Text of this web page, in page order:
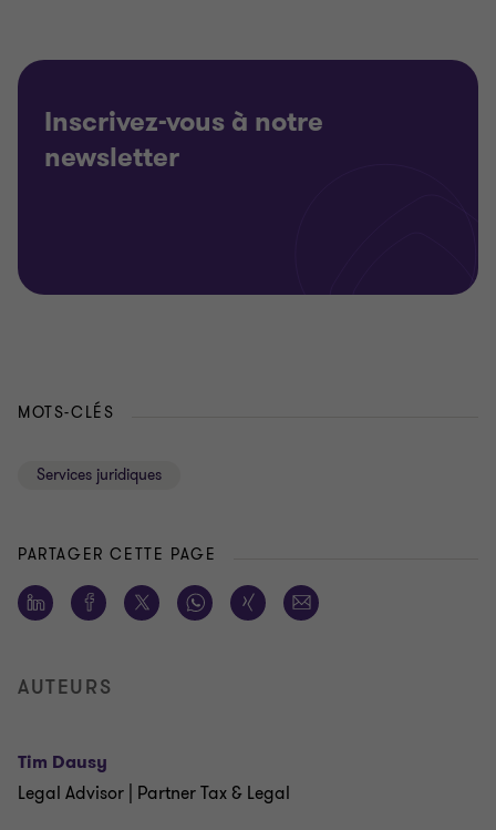
Inscrivez-vous à notre
newsletter
MOTS-CLÉS
Services juridiques
PARTAGER CETTE PAGE
AUTEURS
Tim Dausy
Legal Advisor | Partner Tax & Legal